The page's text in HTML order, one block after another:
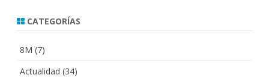
CATEGORÍAS
8M (7)
Actualidad (34)